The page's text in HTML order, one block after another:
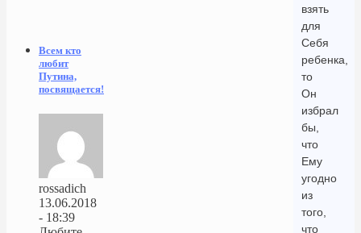
взять
для
Себя
ребенка,
то
Он
избрал
бы,
что
Ему
угодно
из
того,
что
Всем кто
любит
Путина,
посвящается!
rossadich
13.06.2018
- 18:39